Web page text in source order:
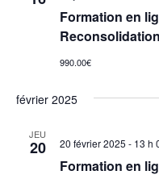
Formation en
990.00€
février 2025
JEU
20
Formation en
20 février 2025 - 13 h